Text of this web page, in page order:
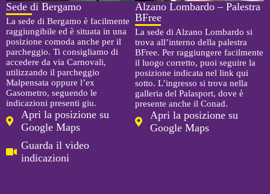
Sede di Bergamo
La sede di Bergamo è facilmente
raggiungibile ed è situata in una
posizione comoda anche per il
parcheggio. Ti consigliamo di
accedere da via Carnovali,
utilizzando il parcheggio
Malpensata oppure l’ex
Gasometro, seguendo le
indicazioni presenti giu.
Apri la posizione su
Google Maps
Guarda il video
indicazioni
Alzano Lombardo – Palestra
BFree
La sede di Alzano Lombardo si
trova all’interno della palestra
BFree. Per raggiungere facilmente
il luogo corretto, puoi seguire la
posizione indicata nel link qui
sotto. L’ingresso si trova nella
galleria del Palasport, dove è
presente anche il Conad.
Apri la posizione su
Google Maps